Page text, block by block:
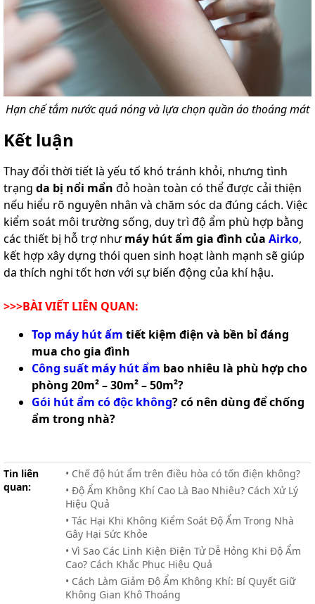
Hạn chế tắm nước quá nóng và lựa chọn quần áo thoáng mát
Kết luận
Thay đổi thời tiết là yếu tố khó tránh khỏi, nhưng tình
trạng da bị nổi mẩn đỏ hoàn toàn có thể được cải thiện
nếu hiểu rõ nguyên nhân và chăm sóc da đúng cách. Việc
kiểm soát môi trường sống, duy trì độ ẩm phù hợp bằng
các thiết bị hỗ trợ nhưmáy hút ẩm gia đình của Airko,
kết hợp xây dựng thói quen sinh hoạt lành mạnh sẽ giúp
da thích nghi tốt hơn với sự biến động của khí hậu.
>>>BÀI VIẾT LIÊN QUAN:
Top máy hút ẩm tiết kiệm điện và bền bỉ đáng
mua cho gia đình
Công suất máy hút ẩm bao nhiêu là phù hợp cho
phòng 20m² – 30m² – 50m²?
Gói hút ẩm có độc không? có nên dùng để chống
ẩm trong nhà?
Tin liên
quan:
• Chế độ hút ẩm trên điều hòa có tốn điện không?
• Độ Ẩm Không Khí Cao Là Bao Nhiêu? Cách Xử Lý
Hiệu Quả
• Tác Hại Khi Không Kiểm Soát Độ Ẩm Trong Nhà
Gây Hại Sức Khỏe
• Vì Sao Các Linh Kiện Điện Tử Dễ Hỏng Khi Độ Ẩm
Cao? Cách Khắc Phục Hiệu Quả
• Cách Làm Giảm Độ Ẩm Không Khí: Bí Quyết Giữ
Không Gian Khô Thoáng